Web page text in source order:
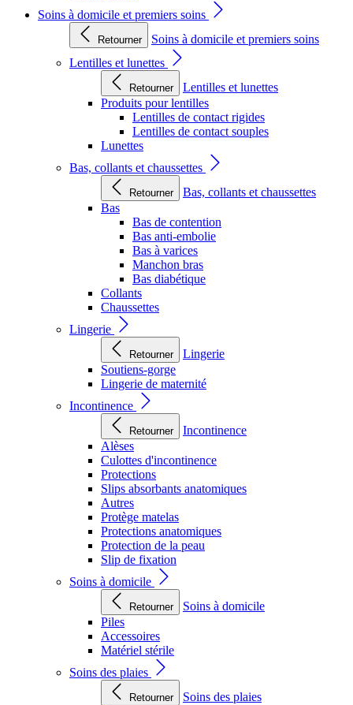
Soins à domicile et premiers soins
Retourner
Soins à domicile et premiers soins
Lentilles et lunettes
Retourner
Lentilles et lunettes
Produits pour lentilles
Lentilles de contact rigides
Lentilles de contact souples
Lunettes
Bas, collants et chaussettes
Retourner
Bas, collants et chaussettes
Bas
Bas de contention
Bas anti-embolie
Bas à varices
Manchon bras
Bas diabétique
Collants
Chaussettes
Lingerie
Retourner
Lingerie
Soutiens-gorge
Lingerie de maternité
Incontinence
Retourner
Incontinence
Alèses
Culottes d'incontinence
Protections
Slips absorbants anatomiques
Autres
Protège matelas
Protections anatomiques
Protection de la peau
Slip de fixation
Soins à domicile
Retourner
Soins à domicile
Piles
Accessoires
Matériel stérile
Soins des plaies
Retourner
Soins des plaies